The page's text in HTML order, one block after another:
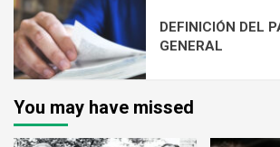
DEFINICIÓN DEL
GENERAL
You may have missed